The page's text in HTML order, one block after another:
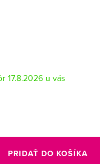
17.8.2026
PRIDAŤ DO KOŠÍKA